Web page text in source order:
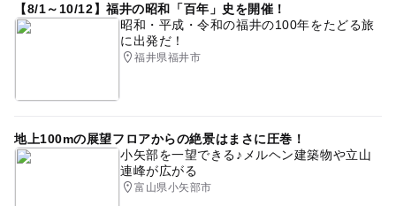
【8/1～10/12】福井の昭和「百年」史を開催！
昭和・平成・令和の福井の100年をたどる旅
に出発だ！
福井県福井市
地上100mの展望フロアからの絶景はまさに圧巻！
小矢部を一望できる♪メルヘン建築物や立山
連峰が広がる
富山県小矢部市